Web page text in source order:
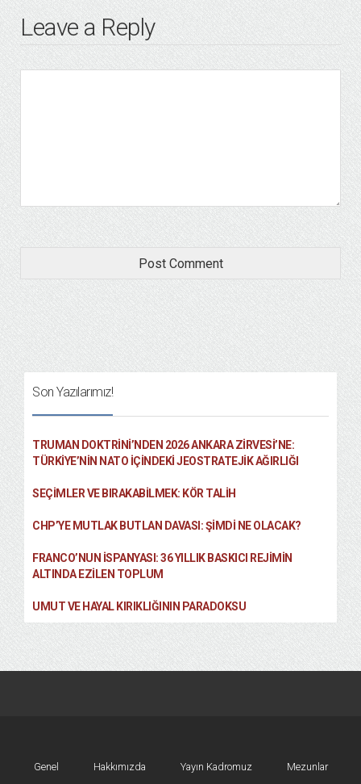
Leave a Reply
Son Yazılarımız!
TRUMAN DOKTRINI’NDEN 2026 ANKARA ZIRVESI’NE:
TÜRKIYE’NIN NATO İÇINDEKI JEOSTRATEJIK AĞIRLIĞI
SEÇIMLER VE BIRAKABILMEK: KÖR TALIH
CHP’YE MUTLAK BUTLAN DAVASI: ŞİMDİ NE OLACAK?
FRANCO’NUN İSPANYASI: 36 YILLIK BASKICI REJIMIN
ALTINDA EZILEN TOPLUM
UMUT VE HAYAL KIRIKLIĞININ PARADOKSU
Genel Hakkımızda Yayın Kadromuz Mezunlar